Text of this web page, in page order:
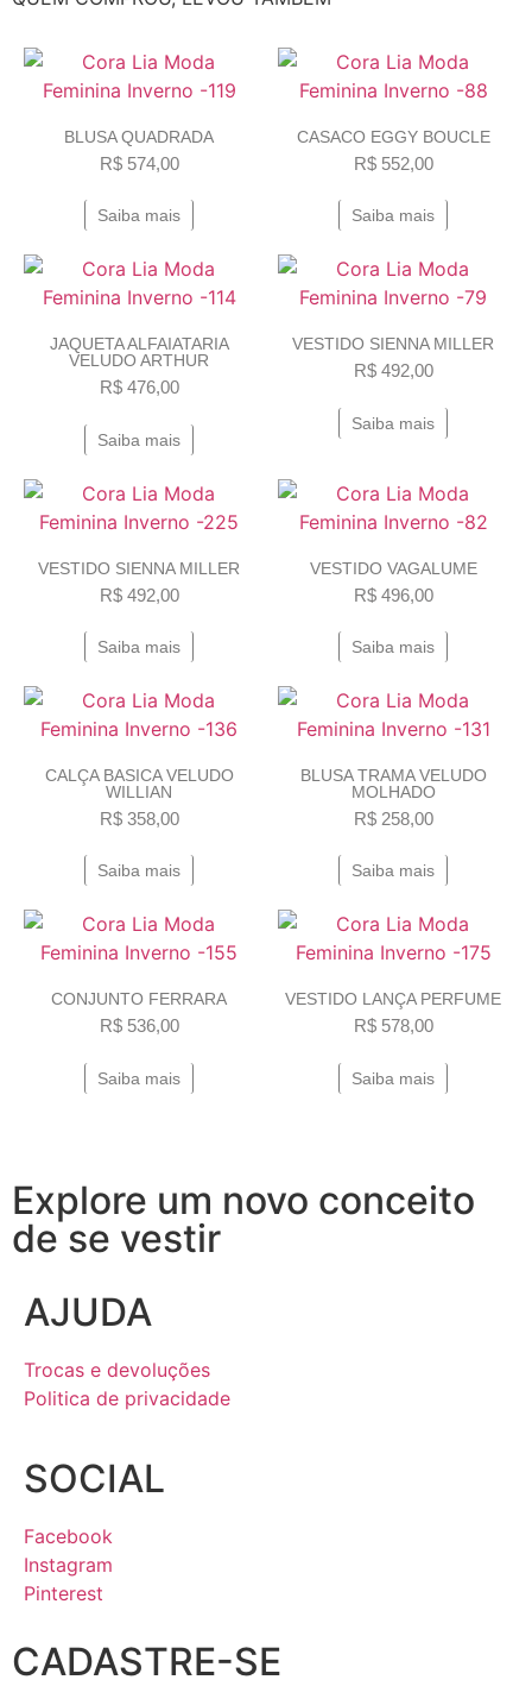
BLUSA QUADRADA
R$574,00
Saiba mais
CASACO EGGY BOUCLE
R$552,00
Saiba mais
JAQUETA ALFAIATARIA
VELUDO ARTHUR
R$476,00
Saiba mais
VESTIDO SIENNA MILLER
R$492,00
Saiba mais
VESTIDO SIENNA MILLER
R$492,00
Saiba mais
VESTIDO VAGALUME
R$496,00
Saiba mais
CALÇA BASICA VELUDO
WILLIAN
R$358,00
Saiba mais
BLUSA TRAMA VELUDO
MOLHADO
R$258,00
Saiba mais
CONJUNTO FERRARA
R$536,00
Saiba mais
VESTIDO LANÇA PERFUME
R$578,00
Saiba mais
Explore um novo conceito
de se vestir
AJUDA
Trocas e devoluções
Politica de privacidade
SOCIAL
Facebook
Instagram
Pinterest
CADASTRE-SE